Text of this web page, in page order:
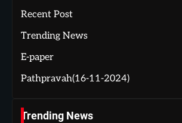
Recent Post
Trending News
E-paper
Pathpravah(16-11-2024)
Trending News